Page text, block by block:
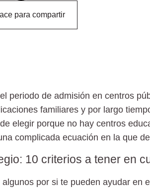
para compartir
periodo de admisión en centros
familiares y por largo
elegir porque no hay centros
complicada ecuación en la que
10 criterios a tener en
por si te pueden ayudar en